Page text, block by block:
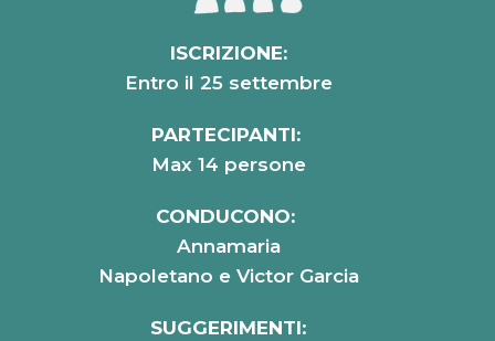
ISCRIZIONE:
Entro il 25 settembre
PARTECIPANTI:
Max 14 persone
CONDUCONO:
Annamaria
Napoletano e Victor Garcia
SUGGERIMENTI: